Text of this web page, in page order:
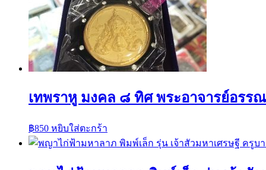
เทพราหู มงคล ๘ ทิศ พระอาจารย์อรร
฿850 หยิบใส่ตะกร้า